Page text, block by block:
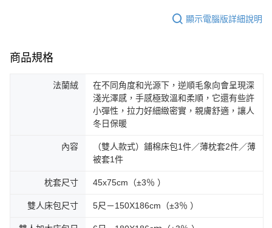
顯示電腦版詳細說明
商品規格
法蘭絨
在不同角度和光源下，逆順毛象向會呈現深
淺光澤感，手感極致溫和柔順，它還有些許
小彈性，拉力好細緻密實，親膚舒適，讓人
冬日保暖
內容
（雙人款式）鋪棉床包1件／薄枕套2件／薄
被套1件
枕套尺寸 45x75cm（±3％ ）
雙人床包尺寸 5尺－150X186cm（±3％ ）